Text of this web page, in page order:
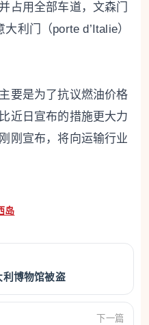
占用全部车道，文森门
利门（porte d’Italie）
要是为了抗议燃油价格
近日宣布的措施更大力
刚宣布，将向运输行业
岛
利博物馆被盗
下一篇